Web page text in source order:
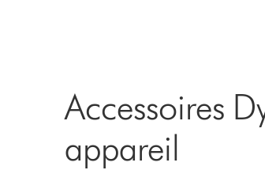
Accessoires
appareil